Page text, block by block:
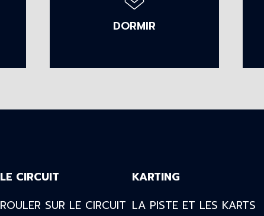
DORMIR
LE CIRCUIT
ROULER SUR LE CIRCUIT
KARTING
LA PISTE ET LES KARTS